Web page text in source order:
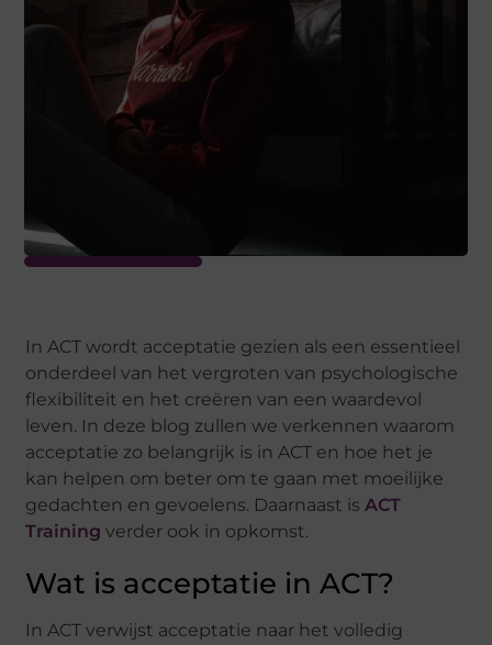
In ACT wordt acceptatie gezien als een essentieel
onderdeel van het vergroten van psychologische
flexibiliteit en het creëren van een waardevol
leven. In deze blog zullen we verkennen waarom
acceptatie zo belangrijk is in ACT en hoe het je
kan helpen om beter om te gaan met moeilijke
gedachten en gevoelens. Daarnaast isACT
Training verder ook in opkomst.
Wat is acceptatie in ACT?
In ACT verwijst acceptatie naar het volledig